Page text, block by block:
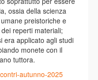
ossia della scienza
preistoriche e
reperti materiali;
era applicato agli studi
monete con il
tuttora.
autunno-2025